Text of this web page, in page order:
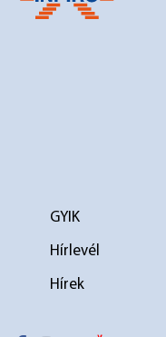
GYIK
Hírlevél
Hírek
elválasztó 2